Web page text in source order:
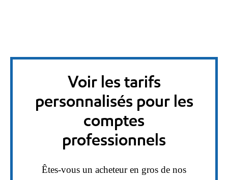
Voir les tarifs
personnalisés pour les
comptes
professionnels
Êtes-vous un acheteur en gros de nos